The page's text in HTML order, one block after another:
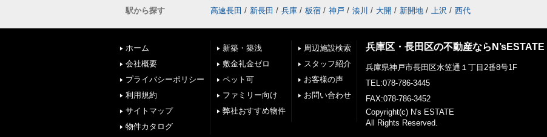
駅から探す
高速長田 / 新長田 / 兵庫 / 板宿 / 神戸 / 湊川 / 大開 / 新開地 / 上沢 / 西代
ホーム
会社概要
プライバシーポリシー
利用規約
サイトマップ
物件カタログ
新築・築浅
敷金礼金ゼロ
ペット可
ファミリー向け
弊社おすすめ物件
周辺施設検索
スタッフ紹介
お客様の声
お問い合わせ
兵庫区・長田区の不動産ならN’sESTATE
兵庫県神戸市長田区水笠通１丁目2番8号1F
TEL:078-786-3445
FAX:078-786-3452
Copyright(c) N's ESTATE
All Rights Reserved.